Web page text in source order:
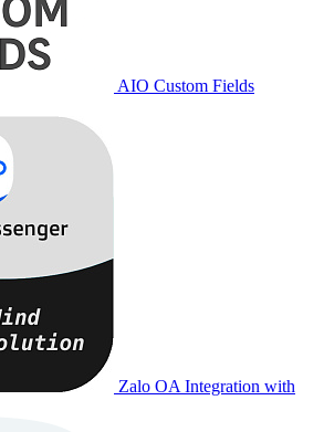
AIO Custom Fields
Zalo OA Integration with